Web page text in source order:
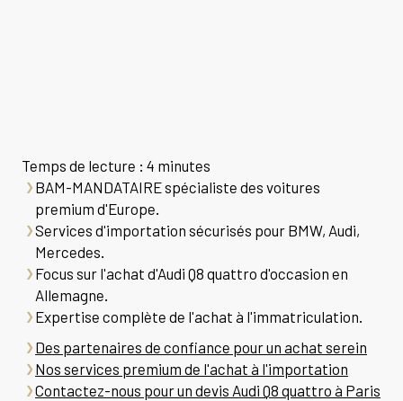
Temps de lecture : 4 minutes
BAM-MANDATAIRE spécialiste des voitures
premium d'Europe.
Services d'importation sécurisés pour BMW, Audi,
Mercedes.
Focus sur l'achat d'Audi Q8 quattro d'occasion en
Allemagne.
Expertise complète de l'achat à l'immatriculation.
Des partenaires de confiance pour un achat serein
Nos services premium de l'achat à l'importation
Contactez-nous pour un devis Audi Q8 quattro à Paris